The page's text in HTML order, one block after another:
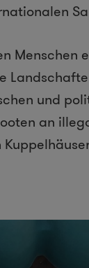
Menschen
und
an